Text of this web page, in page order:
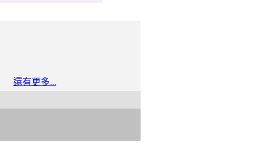
還有更多...